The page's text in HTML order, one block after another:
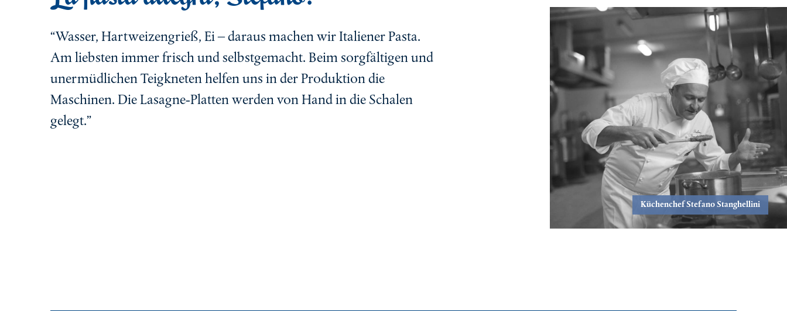
“Wasser, Hartweizengrieß, Ei – daraus machen wir Italiener Pasta.
Am liebsten immer frisch und selbstgemacht. Beim sorgfältigen und
unermüdlichen Teigkneten helfen uns in der Produktion die
Maschinen. Die Lasagne-Platten werden von Hand in die Schalen
gelegt.”
Küchenchef Stefano Stanghellini